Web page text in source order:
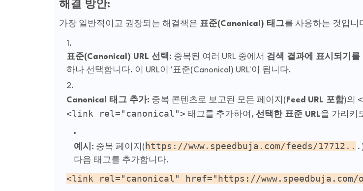
해결 방안:
가장 일반적이고 권장되는 해결책은 표준(Canonical) 태그를 사용하는 것입니
표준(Canonical) URL 선택: 중복된 여러 URL 중에서 검색 결과에 표시되기를
하나 선택합니다. 이 URL이 '표준(Canonical) URL'이 됩니다.
Canonical 태그 추가: 중복 콘텐츠로 보고된 모든 페이지( Feed URL 포함)의
<link rel="canonical"> 태그를 추가하여, 선택한 표준 URL을 가리키
예시: 중복 페이지( https://www.speedbuja.com/feeds/17712.. .
다음 태그를 추가합니다.
<link rel="canonical" href="https://